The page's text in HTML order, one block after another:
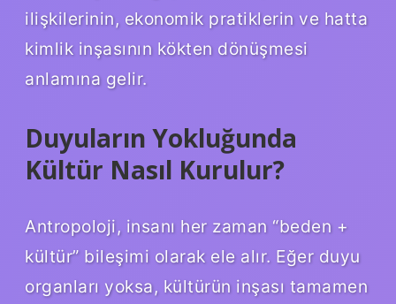
ilişkilerinin, ekonomik pratiklerin ve hatta
kimlik inşasının kökten dönüşmesi
anlamına gelir.
Duyuların Yokluğunda
Kültür Nasıl Kurulur?
Antropoloji, insanı her zaman “beden +
kültür” bileşimi olarak ele alır. Eğer duyu
organları yoksa, kültürün inşası tamamen